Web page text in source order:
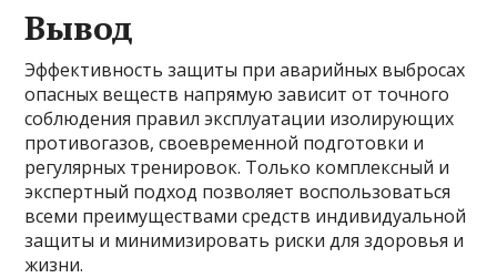
Вывод
Эффективность защиты при аварийных выбросах
опасных веществ напрямую зависит от точного
соблюдения правил эксплуатации изолирующих
противогазов, своевременной подготовки и
регулярных тренировок. Только комплексный и
экспертный подход позволяет воспользоваться
всеми преимуществами средств индивидуальной
защиты и минимизировать риски для здоровья и
жизни.